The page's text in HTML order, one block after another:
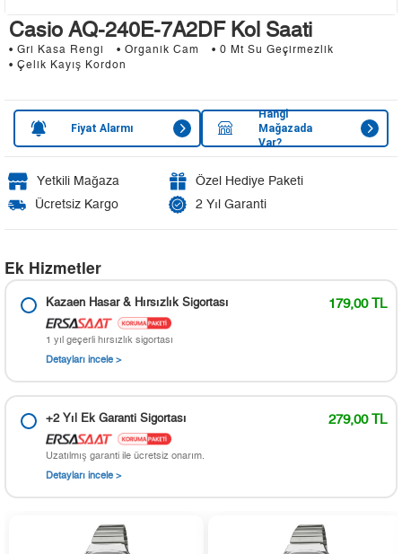
Casio AQ-240E-7A2DF Kol Saati
• Gri Kasa Rengi • Organik Cam
• 0 Mt Su Geçirmezlik
• Çelik Kayış Kordon
Fiyat Alarmı
Hangi
Mağazada
Var?
Yetkili Mağaza
Özel Hediye Paketi
Ücretsiz Kargo
2 Yıl Garanti
Ek Hizmetler
Kazaen Hasar & Hırsızlık Sigortası 179,00 TL
1 yıl geçerli hırsızlık sigortası
Detayları incele >
+2 Yıl Ek Garanti Sigortası 279,00 TL
Uzatılmış garanti ile ücretsiz onarım.
Detayları incele >